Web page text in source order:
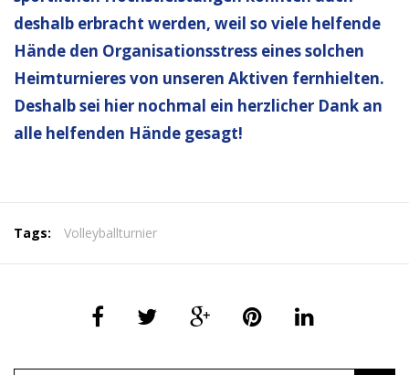
deshalb erbracht werden, weil so viele helfende
Hände den Organisationsstress eines solchen
Heimturnieres von unseren Aktiven fernhielten.
Deshalb sei hier nochmal ein herzlicher Dank an
alle helfenden Hände gesagt!
Tags: Volleyballturnier